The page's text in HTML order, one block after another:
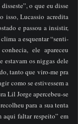
o que eu disse
isso, Lucassio acredita
e passou a insistir,
a esquentar “senti-
ele apareceu
estavam os niggas dele
tanto que viro-me pra
como se estivessem a
Lil Jorge apercebeu-se
para a sua tenta
aqui faltar respeito” em